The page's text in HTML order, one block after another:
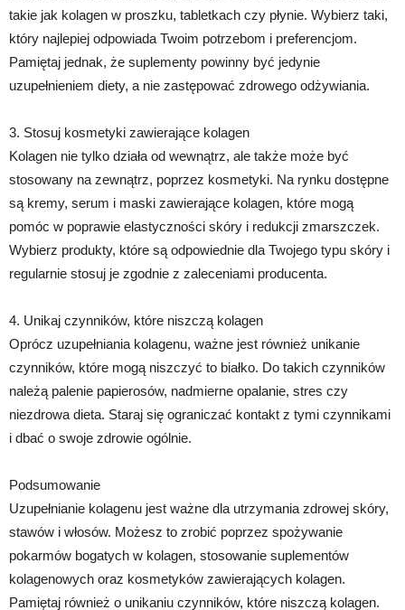
takie jak kolagen w proszku, tabletkach czy płynie. Wybierz taki,
który najlepiej odpowiada Twoim potrzebom i preferencjom.
Pamiętaj jednak, że suplementy powinny być jedynie
uzupełnieniem diety, a nie zastępować zdrowego odżywiania.
3. Stosuj kosmetyki zawierające kolagen
Kolagen nie tylko działa od wewnątrz, ale także może być
stosowany na zewnątrz, poprzez kosmetyki. Na rynku dostępne
są kremy, serum i maski zawierające kolagen, które mogą
pomóc w poprawie elastyczności skóry i redukcji zmarszczek.
Wybierz produkty, które są odpowiednie dla Twojego typu skóry i
regularnie stosuj je zgodnie z zaleceniami producenta.
4. Unikaj czynników, które niszczą kolagen
Oprócz uzupełniania kolagenu, ważne jest również unikanie
czynników, które mogą niszczyć to białko. Do takich czynników
należą palenie papierosów, nadmierne opalanie, stres czy
niezdrowa dieta. Staraj się ograniczać kontakt z tymi czynnikami
i dbać o swoje zdrowie ogólnie.
Podsumowanie
Uzupełnianie kolagenu jest ważne dla utrzymania zdrowej skóry,
stawów i włosów. Możesz to zrobić poprzez spożywanie
pokarmów bogatych w kolagen, stosowanie suplementów
kolagenowych oraz kosmetyków zawierających kolagen.
Pamiętaj również o unikaniu czynników, które niszczą kolagen.